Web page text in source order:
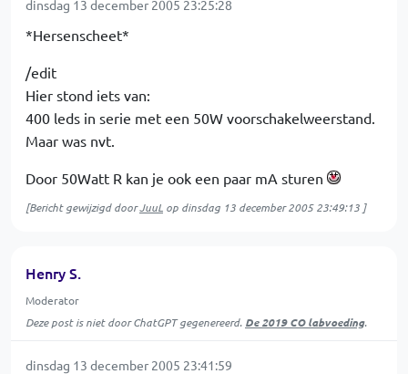
dinsdag 13 december 2005 23:25:28
*Hersenscheet*
/edit
Hier stond iets van:
400 leds in serie met een 50W voorschakelweerstand.
Maar was nvt.
Door 50Watt R kan je ook een paar mA sturen
[Bericht gewijzigd doorJuuL op dinsdag 13 december 2005 23:49:13 ]
Henry S.
Moderator
Deze post is niet door ChatGPT gegenereerd. De 2019 CO labvoeding.
dinsdag 13 december 2005 23:41:59